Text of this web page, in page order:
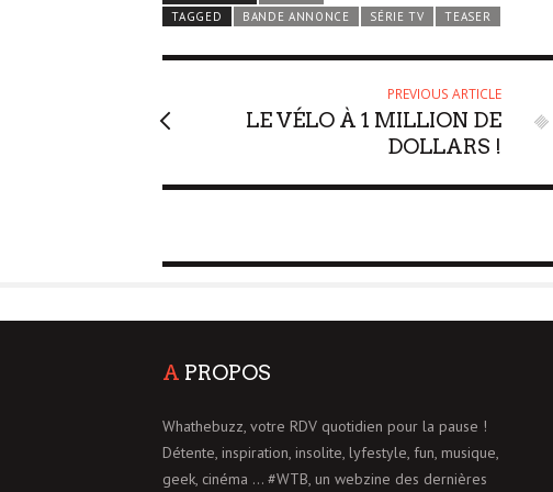
TAGGED
BANDE ANNONCE SÉRIE TV TEASER
PREVIOUS ARTICLE
LE VÉLO À 1 MILLION DE
DOLLARS !
A PROPOS
Whathebuzz, votre RDV quotidien pour la pause !
Détente, inspiration, insolite, lyfestyle, fun, musique,
geek, cinéma ... #WTB, un webzine des dernières